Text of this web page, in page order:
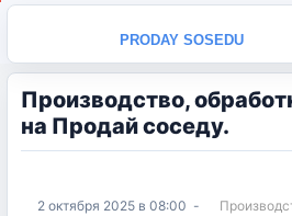
PRODAY SOSEDU
Производство,
на Продай соседу.
2 октября 2025 в 08:00 -